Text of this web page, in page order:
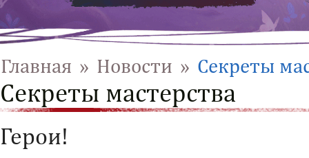
Главная » Новости » Секреты
Секреты мастерства
Герои!